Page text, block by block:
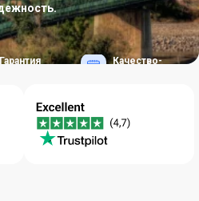
Качество-